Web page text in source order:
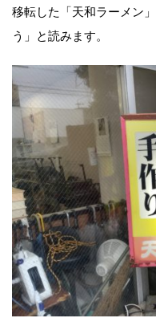
移転した「天和ラーメン
う」と読みます。